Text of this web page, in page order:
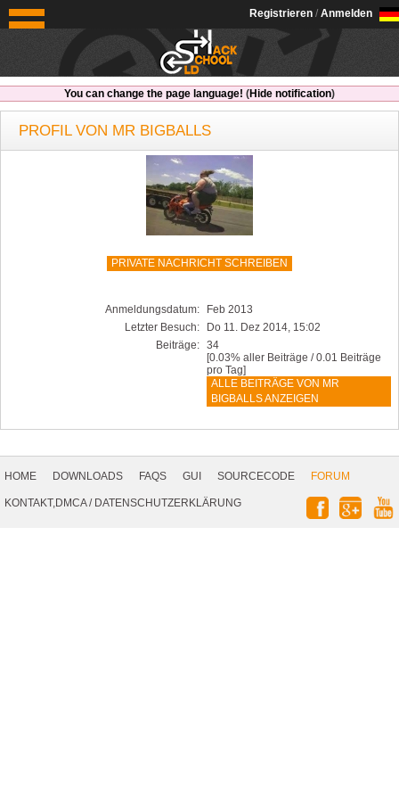
OldSchoolHack
Registrieren / Anmelden
You can change the page language! (Hide notification)
PROFIL VON MR BIGBALLS
PRIVATE NACHRICHT SCHREIBEN
Anmeldungsdatum:
Feb 2013
Letzter Besuch:
Do 11. Dez 2014, 15:02
Beiträge: 34
[0.03% aller Beiträge / 0.01 Beiträge
pro Tag]
ALLE BEITRÄGE VON MR
BIGBALLS ANZEIGEN
Navigation
HOME DOWNLOADS FAQS GUI SOURCECODE
FORUM
KONTAKT,DMCA/ DATENSCHUTZERKLÄRUNG